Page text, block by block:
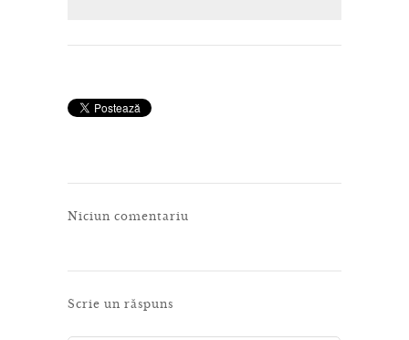
Niciun comentariu
Scrie un răspuns